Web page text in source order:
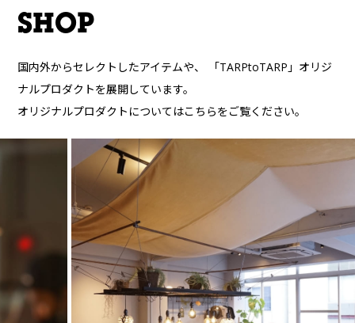
SHOP
国内外からセレクトしたアイテムや、
「TARPtoTARP」オリジ
ナルプロダクトを展開しています。
オリジナルプロダクトについてはこちらをご覧ください。